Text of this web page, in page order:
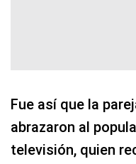
Fue así que la
abrazaron al
televisión, quien